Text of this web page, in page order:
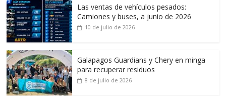
Las ventas de vehículos pesados:
Camiones y buses, a junio de 2026
10 de julio de 2026
Galapagos Guardians y Chery en minga
para recuperar residuos
8 de julio de 2026